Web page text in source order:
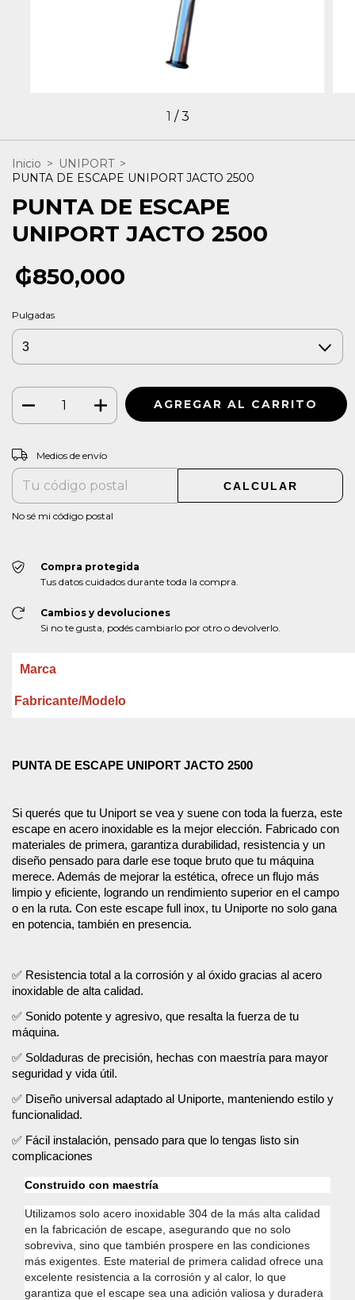
1 /3
Inicio > UNIPORT >
PUNTA DE ESCAPE UNIPORT JACTO 2500
PUNTA DE ESCAPE
UNIPORT JACTO 2500
₲850,000
Pulgadas
Entregas para el CP:
Medios de envío
CALCULAR
No sé mi código postal
Compra protegida
Tus datos cuidados durante toda la compra.
Cambios y devoluciones
Si no te gusta, podés cambiarlo por otro o devolverlo.
Marca
Fabricante/Modelo
PUNTA DE ESCAPE UNIPORT JACTO 2500
Si querés que tu Uniport se vea y suene con toda la fuerza, este
escape en acero inoxidable es la mejor elección. Fabricado con
materiales de primera, garantiza durabilidad, resistencia y un
diseño pensado para darle ese toque bruto que tu máquina
merece. Además de mejorar la estética, ofrece un flujo más
limpio y eficiente, logrando un rendimiento superior en el campo
o en la ruta. Con este escape full inox, tu Uniporte no solo gana
en potencia, también en presencia.
✅ Resistencia total a la corrosión y al óxido gracias al acero
inoxidable de alta calidad.
✅ Sonido potente y agresivo, que resalta la fuerza de tu
máquina.
✅ Soldaduras de precisión, hechas con maestría para mayor
seguridad y vida útil.
✅ Diseño universal adaptado al Uniporte, manteniendo estilo y
funcionalidad.
✅ Fácil instalación, pensado para que lo tengas listo sin
complicaciones
Construido con maestría
Utilizamos solo acero inoxidable 304 de la más alta calidad
en la fabricación de escape, asegurando que no solo
sobreviva, sino que también prospere en las condiciones
más exigentes. Este material de primera calidad ofrece una
excelente resistencia a la corrosión y al calor, lo que
garantiza que el escape sea una adición valiosa y duradera